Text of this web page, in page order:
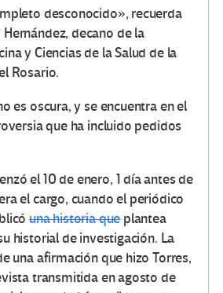
desconocido», recuerda
decano de la
y Ciencias de la Salud de la
Rosario.
es oscura, y se encuentra en el
que ha incluido pedidos
el 10 de enero, 1 día antes de
el cargo, cuando el periódico
una historia queplantea
historial de investigación. La
una afirmación que hizo Torres,
transmitida en agosto de